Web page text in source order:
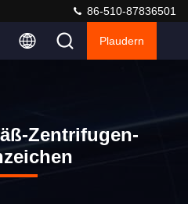
86-510-87836501
Plaudern
Zentrifugen-